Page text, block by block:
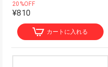
20%OFF
¥810
カートに入れる